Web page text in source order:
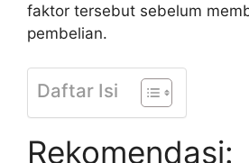
faktor tersebut sebelum
pembelian.
Daftar Isi
Rekomendasi: